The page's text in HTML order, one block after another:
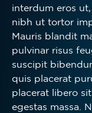
interdum eros
nibh ut tortor
Mauris blandit
pulvinar risus
suscipit
quis placerat
placerat libero
egestas massa.